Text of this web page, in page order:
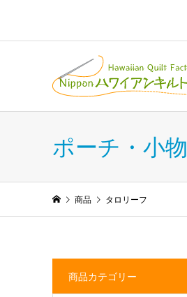
ポーチ・小物
商品 タロリーフ
商品カテゴリー